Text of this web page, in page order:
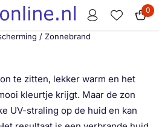
gesloten. 0
/ Zonnebrand
te zitten, lekker warm en het
kleurtje krijgt. Maar de zon
UV-straling op de huid en kan